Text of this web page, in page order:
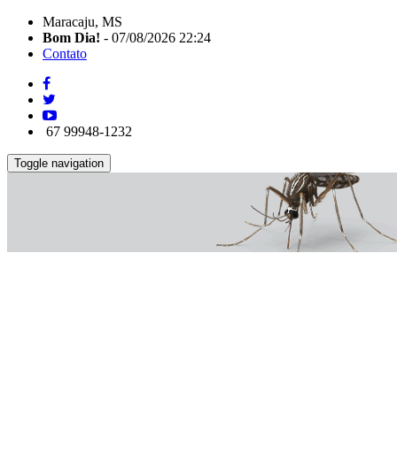
Maracaju, MS
Bom Dia! - 07/08/2026 22:24
Contato
67 99948-1232
Toggle navigation